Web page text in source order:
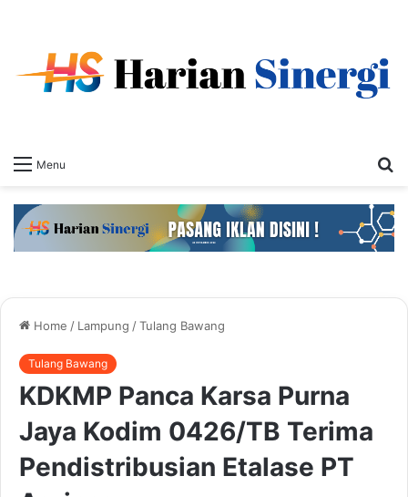
Menu
Home / Lampung /Tulang Bawang
Tulang Bawang
KDKMP Panca Karsa Purna
Jaya Kodim 0426/TB Terima
Pendistribusian Etalase PT